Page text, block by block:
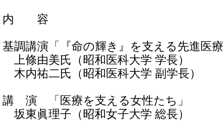
内 容
基調講演「『命の輝き』を支える先進医
上條由美氏（昭和医科大学 学長）
木内祐二氏（昭和医科大学 副学長）
講 演 「医療を支える女性たち」
坂東眞理子（昭和女子大学 総長）